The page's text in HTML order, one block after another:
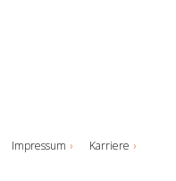
Impressum
Karriere